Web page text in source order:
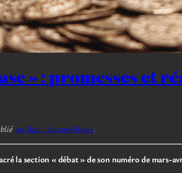
» : promesses et
sur Basic Income News.
la section « débat » de son numéro de mars-